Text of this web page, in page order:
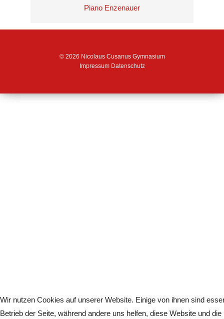
Piano Enzenauer
© 2026 Nicolaus Cusanus Gymnasium
Impressum Datenschutz
Wir nutzen Cookies auf unserer Website. Einige von ihnen sind
Betrieb der Seite, während andere uns helfen, diese Website und die